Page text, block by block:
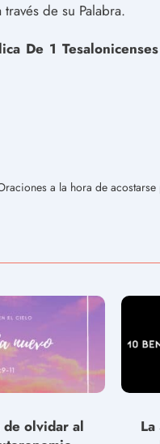
de su Palabra.
De 1
a la hora de
de olvidar al